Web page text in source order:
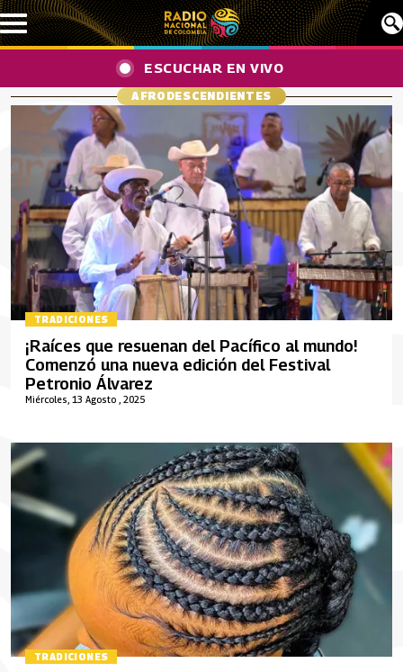
Pasar al contenido principal
ESCUCHAR EN VIVO
AFRODESCENDIENTES
TRADICIONES
Miércoles, 13 Agosto , 2025
¡Raíces que resuenan del Pacífico al mundo!
Comenzó una nueva edición del Festival
Petronio Álvarez
TRADICIONES